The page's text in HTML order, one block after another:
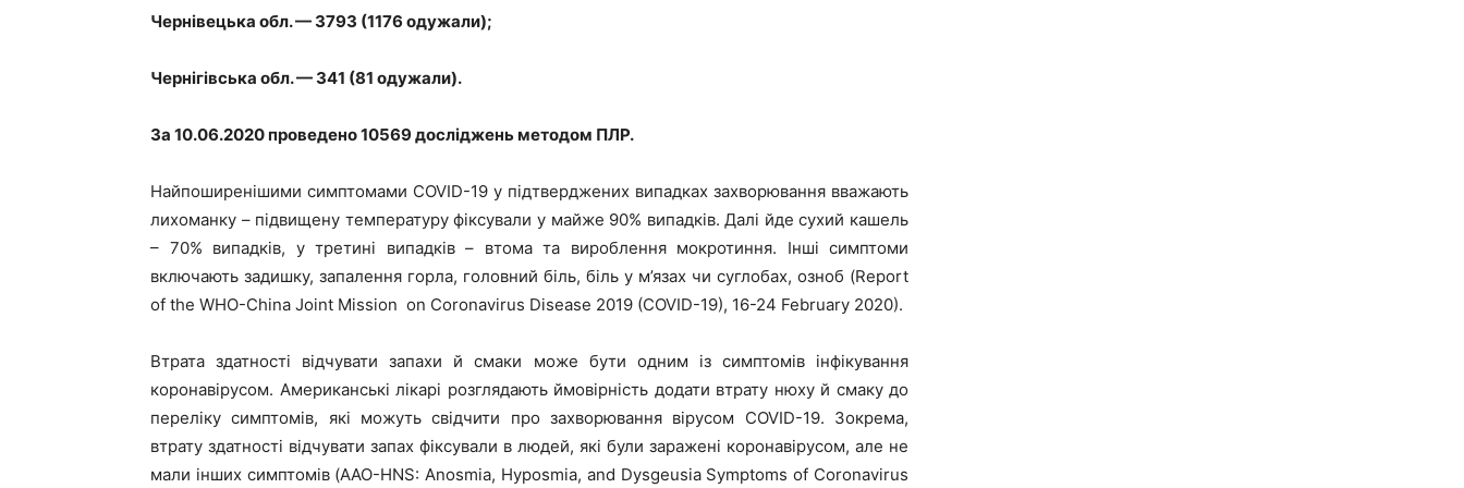
Чернівецька обл. — 3793 (1176 одужали);
Чернігівська обл. — 341 (81 одужали).
За 10.06.2020 проведено 10569 досліджень методом ПЛР.
Найпоширенішими симптомами COVID-19 у підтверджених випадках захворювання вважають
лихоманку – підвищену температуру фіксували у майже 90% випадків. Далі йде сухий кашель
– 70% випадків, у третині випадків – втома та вироблення мокротиння. Інші симптоми
включають задишку, запалення горла, головний біль, біль у м’язах чи суглобах, озноб (Report
of the WHO-China Joint Mission on Coronavirus Disease 2019 (COVID-19), 16-24 February 2020).
Втрата здатності відчувати запахи й смаки може бути одним із симптомів інфікування
коронавірусом. Американські лікарі розглядають ймовірність додати втрату нюху й смаку до
переліку симптомів, які можуть свідчити про захворювання вірусом COVID-19. Зокрема,
втрату здатності відчувати запах фіксували в людей, які були заражені коронавірусом, але не
мали інших симптомів (AAO-HNS: Anosmia, Hyposmia, and Dysgeusia Symptoms of Coronavirus